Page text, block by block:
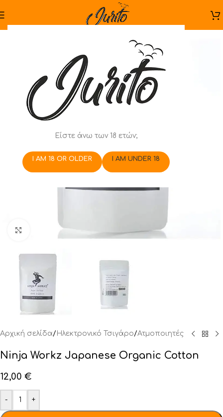
Είστε άνω των 18 ετών;
I AM 18 OR OLDER I AM UNDER 18
Click to enlarge
Αρχική σελίδα/ Ηλεκτρονικό Τσιγάρο/Ατμοποιητές
Ninja Workz Japanese Organic Cotton
12,00 €
- +